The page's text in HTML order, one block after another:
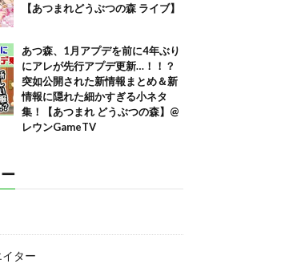
【あつまれどうぶつの森 ライブ】
あつ森、1月アプデを前に4年ぶり
にアレが先行アプデ更新…！！？
突如公開された新情報まとめ＆新
情報に隠れた細かすぎる小ネタ
集！【あつまれ どうぶつの森】@
レウンGameTV
ター